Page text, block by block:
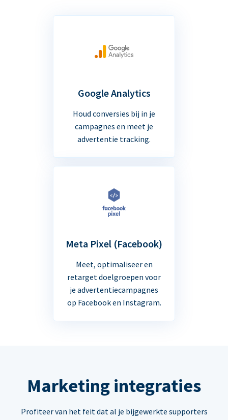
Google Analytics
Houd conversies bij in je
campagnes en meet je
advertentie tracking.
Meta Pixel (Facebook)
Meet, optimaliseer en
retarget doelgroepen voor
je advertentiecampagnes
op Facebook en Instagram.
Marketing integraties
Profiteer van het feit dat al je bijgewerkte supporters